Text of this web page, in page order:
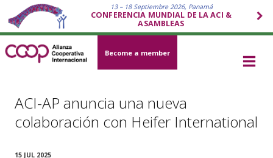
13 – 18 Septiembre 2026, Panamá
CONFERENCIA MUNDIAL DE LA ACI &
ASAMBLEAS
Become a member
ACI-AP anuncia una nueva
colaboración con Heifer International
15 JUL 2025